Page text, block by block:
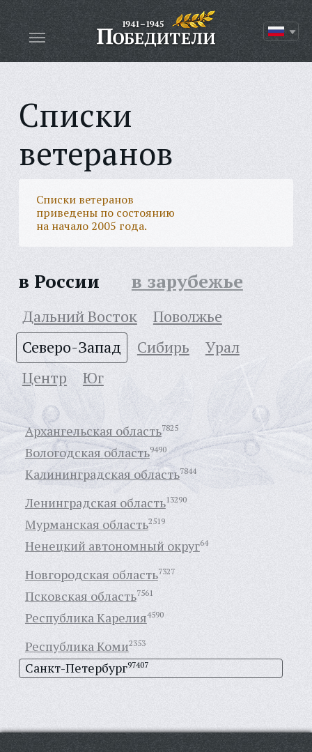
Списки
ветеранов
Списки ветеранов
приведены по состоянию
на начало 2005 года.
в России в зарубежье
Дальний Восток
Поволжье
Северо-Запад
Сибирь
Урал
Центр
Юг
Архангельская область7825
Вологодская область9490
Калининградская область7844
Ленинградская область13290
Мурманская область2519
Ненецкий автономный округ64
Новгородская область7327
Псковская область7561
Республика Карелия4590
Республика Коми2353
Санкт-Петербург97407